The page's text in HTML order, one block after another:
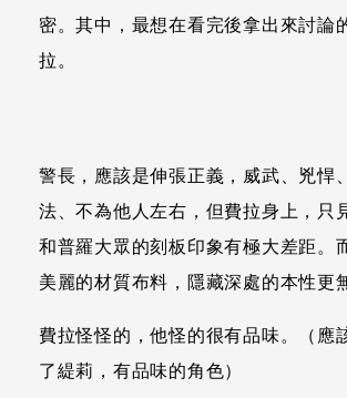
密。其中，最想在看完後拿出來討論
拉。
警長，應該是伸張正義，威武、兇悍
法、不為他人左右，但費拉身上，只
和普羅大眾的刻板印象有極大差距。
美麗的材質布料，隱藏深處的本性更
費拉怪怪的，他怪的很有品味。（應
了緹莉，有品味的角色）